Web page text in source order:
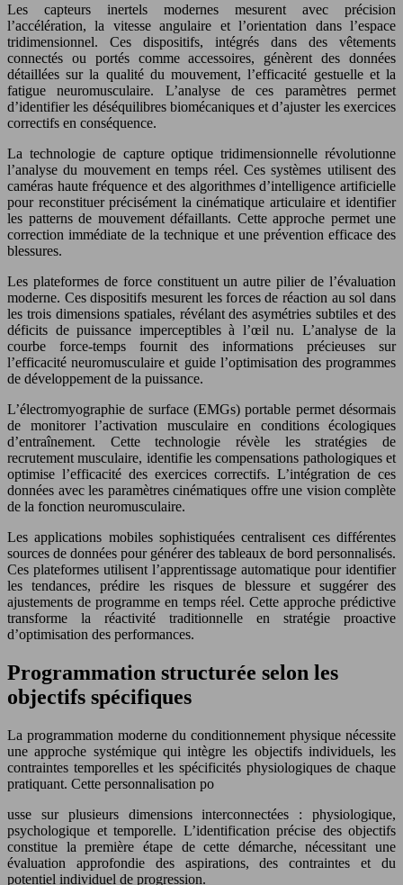
Les capteurs inertels modernes mesurent avec précision
l’accélération, la vitesse angulaire et l’orientation dans l’espace
tridimensionnel. Ces dispositifs, intégrés dans des vêtements
connectés ou portés comme accessoires, génèrent des données
détaillées sur la qualité du mouvement, l’efficacité gestuelle et la
fatigue neuromusculaire. L’analyse de ces paramètres permet
d’identifier les déséquilibres biomécaniques et d’ajuster les exercices
correctifs en conséquence.
La technologie de capture optique tridimensionnelle révolutionne
l’analyse du mouvement en temps réel. Ces systèmes utilisent des
caméras haute fréquence et des algorithmes d’intelligence artificielle
pour reconstituer précisément la cinématique articulaire et identifier
les patterns de mouvement défaillants. Cette approche permet une
correction immédiate de la technique et une prévention efficace des
blessures.
Les plateformes de force constituent un autre pilier de l’évaluation
moderne. Ces dispositifs mesurent les forces de réaction au sol dans
les trois dimensions spatiales, révélant des asymétries subtiles et des
déficits de puissance imperceptibles à l’œil nu. L’analyse de la
courbe force-temps fournit des informations précieuses sur
l’efficacité neuromusculaire et guide l’optimisation des programmes
de développement de la puissance.
L’électromyographie de surface (EMGs) portable permet désormais
de monitorer l’activation musculaire en conditions écologiques
d’entraînement. Cette technologie révèle les stratégies de
recrutement musculaire, identifie les compensations pathologiques et
optimise l’efficacité des exercices correctifs. L’intégration de ces
données avec les paramètres cinématiques offre une vision complète
de la fonction neuromusculaire.
Les applications mobiles sophistiquées centralisent ces différentes
sources de données pour générer des tableaux de bord personnalisés.
Ces plateformes utilisent l’apprentissage automatique pour identifier
les tendances, prédire les risques de blessure et suggérer des
ajustements de programme en temps réel. Cette approche prédictive
transforme la réactivité traditionnelle en stratégie proactive
d’optimisation des performances.
Programmation structurée selon les
objectifs spécifiques
La programmation moderne du conditionnement physique nécessite
une approche systémique qui intègre les objectifs individuels, les
contraintes temporelles et les spécificités physiologiques de chaque
pratiquant. Cette personnalisation po
usse sur plusieurs dimensions interconnectées : physiologique,
psychologique et temporelle. L’identification précise des objectifs
constitue la première étape de cette démarche, nécessitant une
évaluation approfondie des aspirations, des contraintes et du
potentiel individuel de progression.